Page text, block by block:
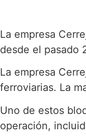
La empresa
desde el pasado
La empresa
ferroviarias. La
Uno de estos
operación,